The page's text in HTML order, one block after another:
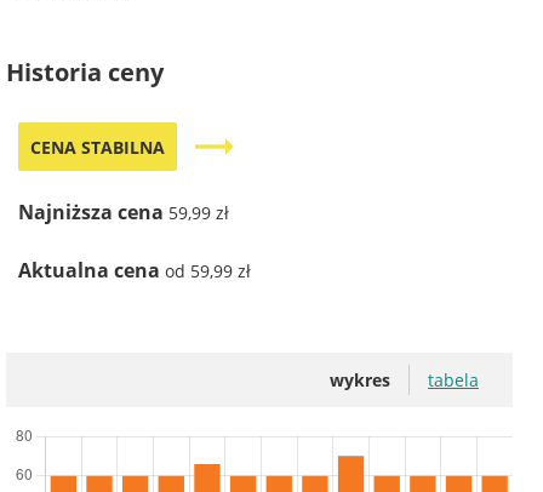
Historia ceny
CENA STABILNA trending_flat
Najniższa cena 59,99 zł
Aktualna cena od 59,99 zł
wykres tabela